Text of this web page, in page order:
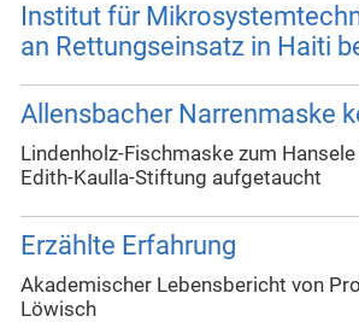
Institut für
an Rettungseinsatz in Haiti
Allensbacher Narrenmaske
Lindenholz-Fischmaske zum
Edith-Kaulla-Stiftung aufgetaucht
Erzählte Erfahrung
Akademischer Lebensbericht von
Löwisch